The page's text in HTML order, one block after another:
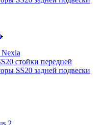
стойки передней
SS20 задней подвески
2